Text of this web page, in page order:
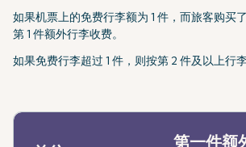
如果机票上的免费行李额为 1 件，而旅客购买
第 1 件额外行李收费。
如果免费行李超过 1 件，则按第 2 件及以上行李
第一件额